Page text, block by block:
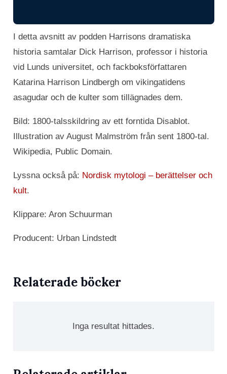
I detta avsnitt av podden Harrisons dramatiska
historia samtalar Dick Harrison, professor i historia
vid Lunds universitet, och fackboksförfattaren
Katarina Harrison Lindbergh om vikingatidens
asagudar och de kulter som tillägnades dem.
Bild: 1800-talsskildring av ett forntida Disablot.
Illustration av August Malmström från sent 1800-tal.
Wikipedia, Public Domain.
Lyssna också på: Nordisk mytologi – berättelser och
kult.
Klippare: Aron Schuurman
Producent: Urban Lindstedt
Relaterade böcker
Inga resultat hittades.